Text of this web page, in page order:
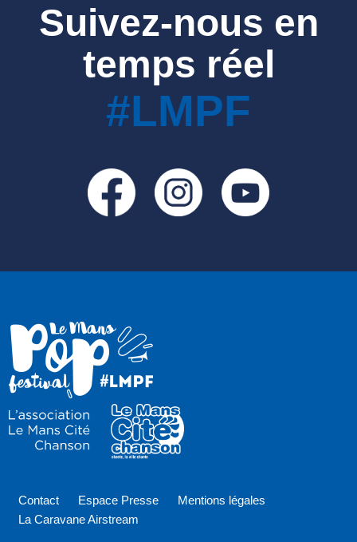
Suivez-nous en
temps réel
#LMPF
Contact Espace Presse
Mentions légales
La Caravane Airstream